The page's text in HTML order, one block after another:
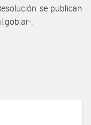
se publican
.